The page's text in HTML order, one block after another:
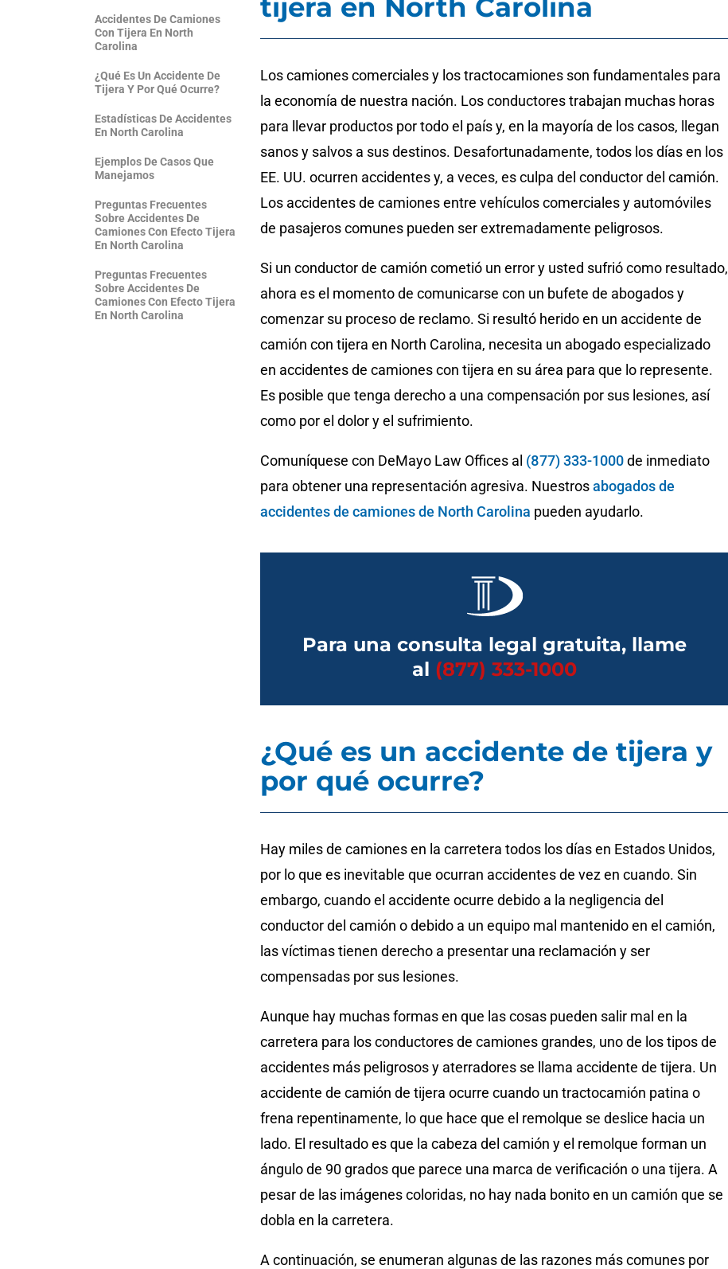
Accidentes De Camiones
Con Tijera En North
Carolina
¿Qué Es Un Accidente De
Tijera Y Por Qué Ocurre?
Estadísticas De Accidentes
En North Carolina
Ejemplos De Casos Que
Manejamos
Preguntas Frecuentes
Sobre Accidentes De
Camiones Con Efecto Tijera
En North Carolina
Preguntas Frecuentes
Sobre Accidentes De
Camiones Con Efecto Tijera
En North Carolina
tijera en North Carolina
Los camiones comerciales y los tractocamiones son fundamentales para
la economía de nuestra nación. Los conductores trabajan muchas horas
para llevar productos por todo el país y, en la mayoría de los casos, llegan
sanos y salvos a sus destinos. Desafortunadamente, todos los días en los
EE. UU. ocurren accidentes y, a veces, es culpa del conductor del camión.
Los accidentes de camiones entre vehículos comerciales y automóviles
de pasajeros comunes pueden ser extremadamente peligrosos.
Si un conductor de camión cometió un error y usted sufrió como resultado,
ahora es el momento de comunicarse con un bufete de abogados y
comenzar su proceso de reclamo. Si resultó herido en un accidente de
camión con tijera en North Carolina, necesita un abogado especializado
en accidentes de camiones con tijera en su área para que lo represente.
Es posible que tenga derecho a una compensación por sus lesiones, así
como por el dolor y el sufrimiento.
Comuníquese con DeMayo Law Offices al (877) 333-1000de inmediato
para obtener una representación agresiva. Nuestrosabogados de
accidentes de camiones de North Carolina pueden ayudarlo.
Para una consulta legal gratuita, llame
al (877) 333-1000
¿Qué es un accidente de tijera y
por qué ocurre?
Hay miles de camiones en la carretera todos los días en Estados Unidos,
por lo que es inevitable que ocurran accidentes de vez en cuando. Sin
embargo, cuando el accidente ocurre debido a la negligencia del
conductor del camión o debido a un equipo mal mantenido en el camión,
las víctimas tienen derecho a presentar una reclamación y ser
compensadas por sus lesiones.
Aunque hay muchas formas en que las cosas pueden salir mal en la
carretera para los conductores de camiones grandes, uno de los tipos de
accidentes más peligrosos y aterradores se llama accidente de tijera. Un
accidente de camión de tijera ocurre cuando un tractocamión patina o
frena repentinamente, lo que hace que el remolque se deslice hacia un
lado. El resultado es que la cabeza del camión y el remolque forman un
ángulo de 90 grados que parece una marca de verificación o una tijera. A
pesar de las imágenes coloridas, no hay nada bonito en un camión que se
dobla en la carretera.
A continuación, se enumeran algunas de las razones más comunes por